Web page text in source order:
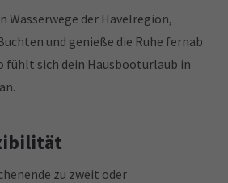
Wasserwege der Havelregion,
und genieße die Ruhe fernab
fühlt sich dein Hausbooturlaub in
zu zweit oder